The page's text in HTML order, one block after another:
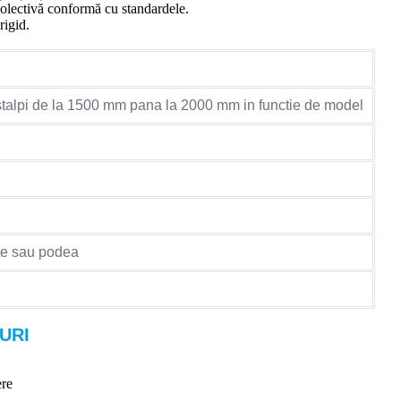
conformă cu standardele.
de la 1500 mm pana la 2000 mm in functie de model
sau podea